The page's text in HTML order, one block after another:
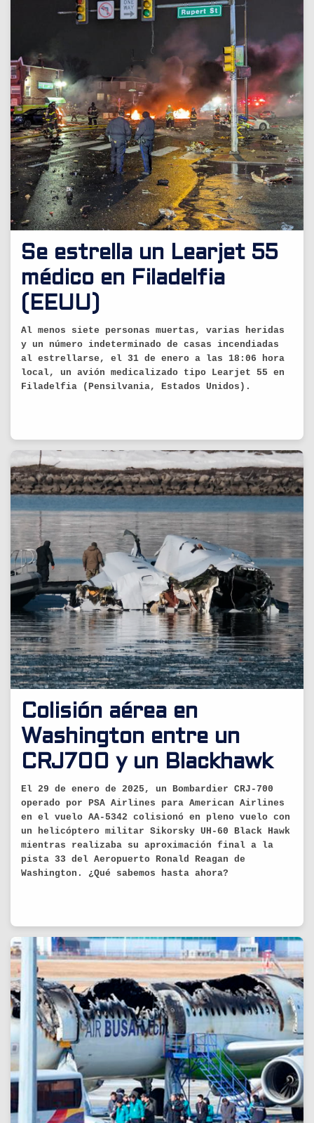
Se estrella un Learjet 55
médico en Filadelfia
(EEUU)
Al menos siete personas muertas, varias heridas
y un número indeterminado de casas incendiadas
al estrellarse, el 31 de enero a las 18:06 hora
local, un avión medicalizado tipo Learjet 55 en
Filadelfia (Pensilvania, Estados Unidos).
Colisión aérea en
Washington entre un
CRJ700 y un Blackhawk
El 29 de enero de 2025, un Bombardier CRJ-700
operado por PSA Airlines para American Airlines
en el vuelo AA-5342 colisionó en pleno vuelo con
un helicóptero militar Sikorsky UH-60 Black Hawk
mientras realizaba su aproximación final a la
pista 33 del Aeropuerto Ronald Reagan de
Washington. ¿Qué sabemos hasta ahora?
30/01/2025
29/01/2025